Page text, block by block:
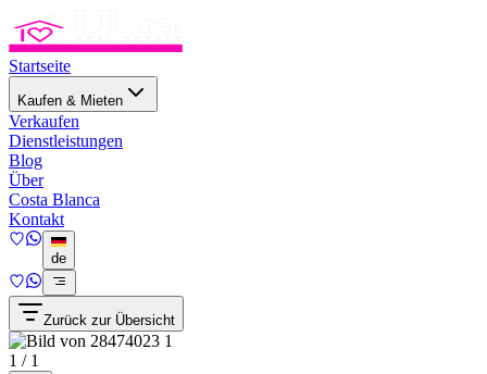
Startseite
Kaufen & Mieten
Verkaufen
Dienstleistungen
Blog
Über
Costa Blanca
Kontakt
de
Zurück zur Übersicht
1 / 1